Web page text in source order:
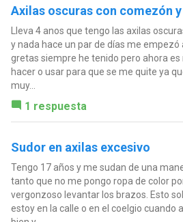
Axilas oscuras con comezón
Lleva 4 anos que tengo las axilas
y nada hace un par de días me empezó
gretas siempre he tenido pero ahora
hacer o usar para que se me quite ya
muy...
1 respuesta
Sudor en axilas excesivo
Tengo 17 años y me sudan de una
tanto que no me pongo ropa de color
vergonzoso levantar los brazos. Esto
estoy en la calle o en el coelgio cuando